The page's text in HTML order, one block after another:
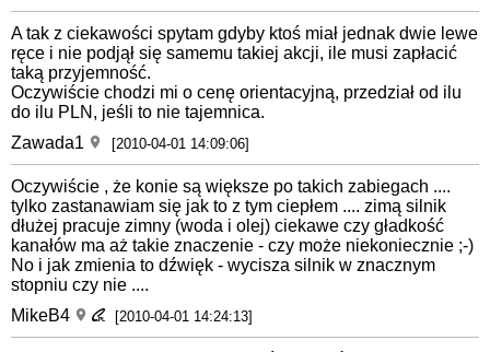
A tak z ciekawości spytam gdyby ktoś miał jednak dwie lewe
ręce i nie podjął się samemu takiej akcji, ile musi zapłacić
taką przyjemność.
Oczywiście chodzi mi o cenę orientacyjną, przedział od ilu
do ilu PLN, jeśli to nie tajemnica.
Zawada1
[2010-04-01 14:09:06]
Oczywiście , że konie są większe po takich zabiegach ....
tylko zastanawiam się jak to z tym ciepłem .... zimą silnik
dłużej pracuje zimny (woda i olej) ciekawe czy gładkość
kanałów ma aż takie znaczenie - czy może niekoniecznie ;-)
No i jak zmienia to dźwięk - wycisza silnik w znacznym
stopniu czy nie ....
MikeB4
[2010-04-01 14:24:13]